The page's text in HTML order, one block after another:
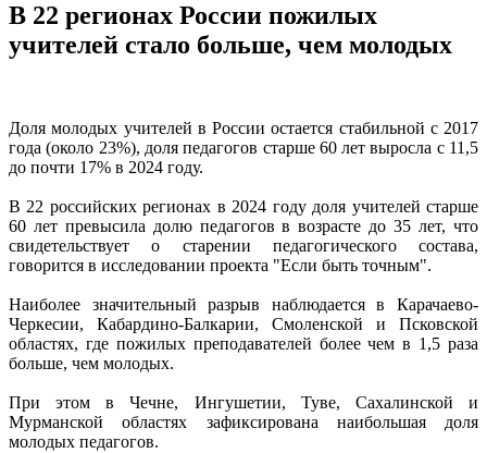
В 22 регионах России пожилых
учителей стало больше, чем молодых
Доля молодых учителей в России остается стабильной с 2017
года (около 23%), доля педагогов старше 60 лет выросла с 11,5
до почти 17% в 2024 году.
В 22 российских регионах в 2024 году доля учителей старше
60 лет превысила долю педагогов в возрасте до 35 лет, что
свидетельствует о старении педагогического состава,
говорится в исследовании проекта "Если быть точным".
Наиболее значительный разрыв наблюдается в Карачаево-
Черкесии, Кабардино-Балкарии, Смоленской и Псковской
областях, где пожилых преподавателей более чем в 1,5 раза
больше, чем молодых.
При этом в Чечне, Ингушетии, Туве, Сахалинской и
Мурманской областях зафиксирована наибольшая доля
молодых педагогов.